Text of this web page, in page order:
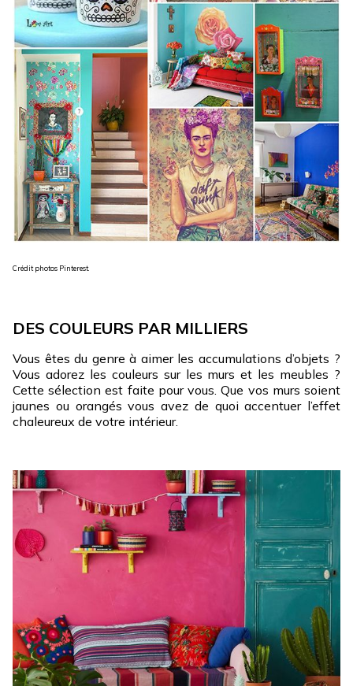
Crédit photos Pinterest.
DES COULEURS PAR MILLIERS
Vous êtes du genre à aimer les accumulations d’objets ?
Vous adorez les couleurs sur les murs et les meubles ?
Cette sélection est faite pour vous. Que vos murs soient
jaunes ou orangés vous avez de quoi accentuer l’effet
chaleureux de votre intérieur.